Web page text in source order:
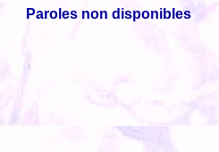
Paroles non disponibles